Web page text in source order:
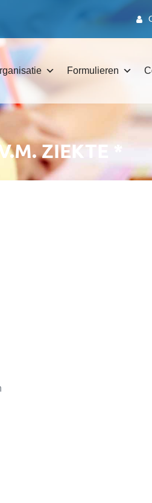
Formulieren
ZIEKTE *